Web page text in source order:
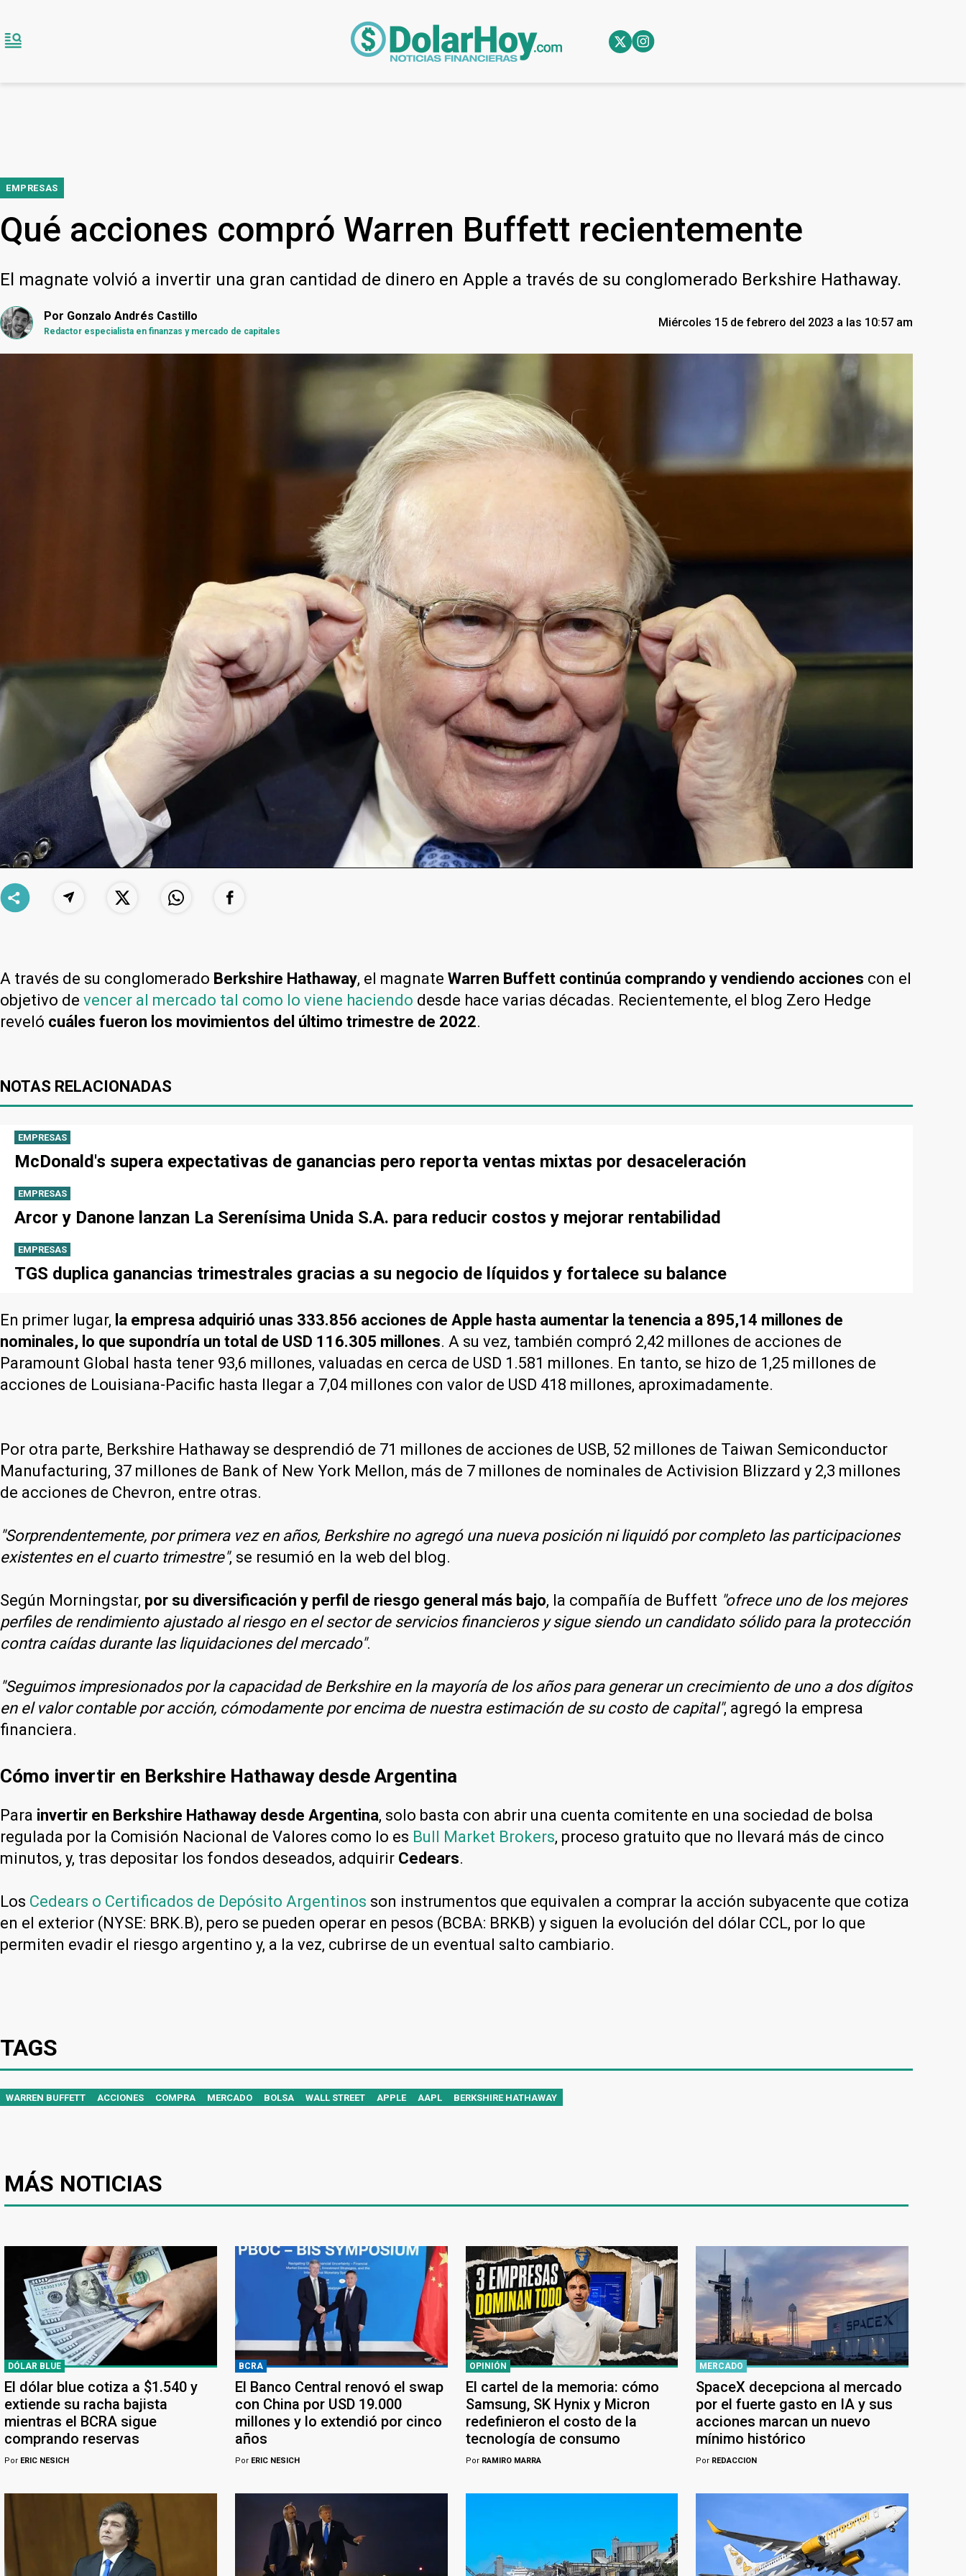
EMPRESAS
Qué acciones compró Warren Buffett recientemente
El magnate volvió a invertir una gran cantidad de dinero en Apple a través de su conglomerado Berkshire Hathaway.
Por Gonzalo Andrés Castillo
Redactor especialista en finanzas y mercado de capitales
Miércoles 15 de febrero del 2023 a las 10:57 am
A través de su conglomerado Berkshire Hathaway, el magnate Warren Buffett continúa comprando y vendiendo acciones con el
objetivo de vencer al mercado tal como lo viene haciendo desde hace varias décadas. Recientemente, el blog Zero Hedge
reveló cuáles fueron los movimientos del último trimestre de 2022.
NOTAS RELACIONADAS
EMPRESAS
McDonald's supera expectativas de ganancias pero reporta ventas mixtas por desaceleración
EMPRESAS
Arcor y Danone lanzan La Serenísima Unida S.A. para reducir costos y mejorar rentabilidad
EMPRESAS
TGS duplica ganancias trimestrales gracias a su negocio de líquidos y fortalece su balance
En primer lugar, la empresa adquirió unas 333.856 acciones de Apple hasta aumentar la tenencia a 895,14 millones de
nominales, lo que supondría un total de USD 116.305 millones. A su vez, también compró 2,42 millones de acciones de
Paramount Global hasta tener 93,6 millones, valuadas en cerca de USD 1.581 millones. En tanto, se hizo de 1,25 millones de
acciones de Louisiana-Pacific hasta llegar a 7,04 millones con valor de USD 418 millones, aproximadamente.
Por otra parte, Berkshire Hathaway se desprendió de 71 millones de acciones de USB, 52 millones de Taiwan Semiconductor
Manufacturing, 37 millones de Bank of New York Mellon, más de 7 millones de nominales de Activision Blizzard y 2,3 millones
de acciones de Chevron, entre otras.
"Sorprendentemente, por primera vez en años, Berkshire no agregó una nueva posición ni liquidó por completo las participaciones
existentes en el cuarto trimestre", se resumió en la web del blog.
Según Morningstar, por su diversificación y perfil de riesgo general más bajo, la compañía de Buffett "ofrece uno de los mejores
perfiles de rendimiento ajustado al riesgo en el sector de servicios financieros y sigue siendo un candidato sólido para la protección
contra caídas durante las liquidaciones del mercado".
"Seguimos impresionados por la capacidad de Berkshire en la mayoría de los años para generar un crecimiento de uno a dos dígitos
en el valor contable por acción, cómodamente por encima de nuestra estimación de su costo de capital", agregó la empresa
financiera.
Cómo invertir en Berkshire Hathaway desde Argentina
Para invertir en Berkshire Hathaway desde Argentina, solo basta con abrir una cuenta comitente en una sociedad de bolsa
regulada por la Comisión Nacional de Valores como lo es Bull Market Brokers, proceso gratuito que no llevará más de cinco
minutos, y, tras depositar los fondos deseados, adquirir Cedears.
Los Cedears o Certificados de Depósito Argentinos son instrumentos que equivalen a comprar la acción subyacente que cotiza
en el exterior (NYSE: BRK.B), pero se pueden operar en pesos (BCBA: BRKB) y siguen la evolución del dólar CCL, por lo que
permiten evadir el riesgo argentino y, a la vez, cubrirse de un eventual salto cambiario.
TAGS
WARREN BUFFETT ACCIONES COMPRA MERCADO BOLSA WALL STREET APPLE AAPL BERKSHIRE HATHAWAY
MÁS NOTICIAS
DÓLAR BLUE
El dólar blue cotiza a $1.540 y
extiende su racha bajista
mientras el BCRA sigue
comprando reservas
Por ERIC NESICH
BCRA
El Banco Central renovó el swap
con China por USD 19.000
millones y lo extendió por cinco
años
PorERIC NESICH
OPINIÓN
El cartel de la memoria: cómo
Samsung, SK Hynix y Micron
redefinieron el costo de la
tecnología de consumo
PorRAMIRO MARRA
MERCADO
SpaceX decepciona al mercado
por el fuerte gasto en IA y sus
acciones marcan un nuevo
mínimo histórico
Por REDACCION